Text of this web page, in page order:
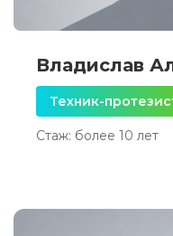
Владислав
Техник-
Стаж: более 10 лет